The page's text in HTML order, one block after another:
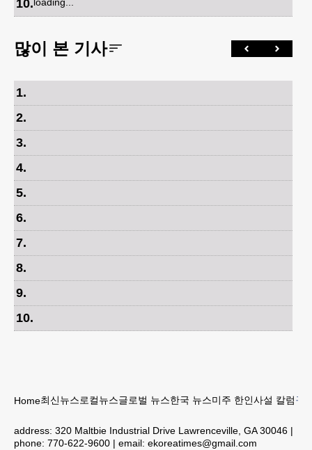
10. loading...
많이 본 기사
1.
2.
3.
4.
5.
6.
7.
8.
9.
10.
Home최신뉴스로컬뉴스글로벌 뉴스한국 뉴스미주 한인사설 칼럼구
address: 320 Maltbie Industrial Drive Lawrenceville, GA 30046 |
phone: 770-622-9600 | email: ekoreatimes@gmail.com